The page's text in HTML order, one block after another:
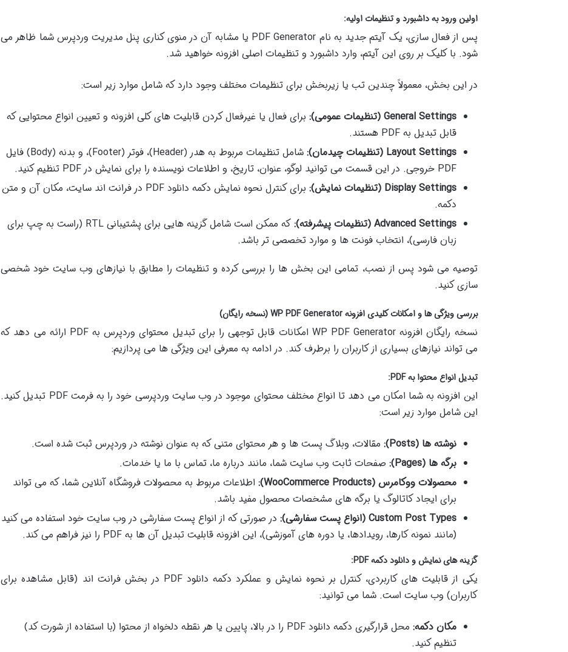
اولین ورود به داشبورد و تنظیمات اولیه:
پس از فعال سازی، یک آیتم جدید به نام PDF Generator یا مشابه آن در منوی کناری پنل مدیریت وردپرس شما ظاهر می
شود. با کلیک بر روی این آیتم، وارد داشبورد و تنظیمات اصلی افزونه خواهید شد.
در این بخش، معمولاً چندین تب یا زیربخش برای تنظیمات مختلف وجود دارد که شامل موارد زیر است:
General Settings (تنظیمات عمومی):
برای فعال یا غیرفعال کردن قابلیت های کلی افزونه و تعیین انواع محتوایی که
قابل تبدیل به PDF هستند.
Layout Settings (تنظیمات چیدمان):
شامل تنظیمات مربوط به هدر (Header)، فوتر (Footer)، و بدنه (Body) فایل
PDF خروجی. در این قسمت می توانید لوگو، عنوان، تاریخ، و اطلاعات نویسنده را برای نمایش در PDF تنظیم کنید.
Display Settings (تنظیمات نمایش):
برای کنترل نحوه نمایش دکمه دانلود PDF در فرانت اند سایت، مکان آن و متن
دکمه.
Advanced Settings (تنظیمات پیشرفته):
که ممکن است شامل گزینه هایی برای پشتیبانی RTL (راست به چپ برای
زبان فارسی)، انتخاب فونت ها و موارد تخصصی تر باشد.
توصیه می شود پس از نصب، تمامی این بخش ها را بررسی کرده و تنظیمات را مطابق با نیازهای وب سایت خود شخصی
سازی کنید.
بررسی ویژگی ها و امکانات کلیدی افزونه WP PDF Generator (نسخه رایگان)
نسخه رایگان افزونه WP PDF Generator امکانات قابل توجهی را برای تبدیل محتوای وردپرس به PDF ارائه می دهد که
می تواند نیازهای بسیاری از کاربران را برطرف کند. در ادامه به معرفی این ویژگی ها می پردازیم:
تبدیل انواع محتوا به PDF:
این افزونه به شما امکان می دهد تا انواع مختلف محتوای موجود در وب سایت وردپرسی خود را به فرمت PDF تبدیل کنید.
این شامل موارد زیر است:
نوشته ها (Posts):
مقالات، وبلاگ پست ها و هر محتوای متنی که به عنوان نوشته در وردپرس ثبت شده است.
برگه ها (Pages):
صفحات ثابت وب سایت شما، مانند درباره ما، تماس با ما یا خدمات.
محصولات ووکامرس (WooCommerce Products):
اطلاعات مربوط به محصولات فروشگاه آنلاین شما، که می تواند
برای ایجاد کاتالوگ یا برگه های مشخصات محصول مفید باشد.
Custom Post Types (انواع پست سفارشی):
در صورتی که از انواع پست سفارشی در وب سایت خود استفاده می کنید
(مانند نمونه کارها، رویدادها، یا دوره های آموزشی)، این افزونه قابلیت تبدیل آن ها به PDF را نیز فراهم می کند.
گزینه های نمایش و دانلود دکمه PDF:
یکی از قابلیت های کاربردی، کنترل بر نحوه نمایش و عملکرد دکمه دانلود PDF در بخش فرانت اند (قابل مشاهده برای
کاربران) وب سایت است. شما می توانید:
مکان دکمه:
محل قرارگیری دکمه دانلود PDF را در بالا، پایین یا هر نقطه دلخواه از محتوا (با استفاده از شورت کد)
تنظیم کنید.